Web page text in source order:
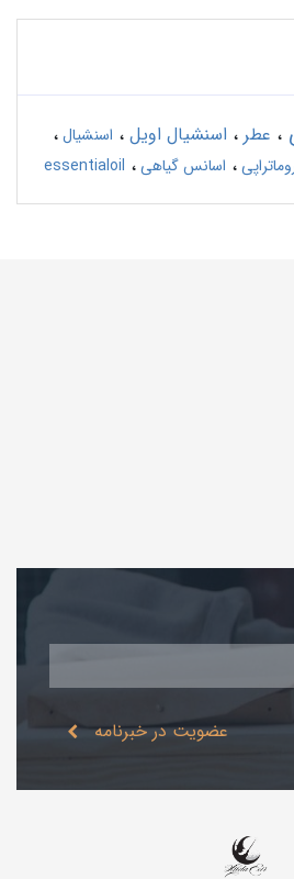
عطر اسنشیال اویل
اسنشیال
اسانس گیاهی essentialoil
عضویت در خبرنامه